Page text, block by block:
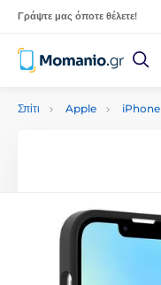
Γράψτε μας όποτε θέλετε!
Σπίτι Apple iPhone